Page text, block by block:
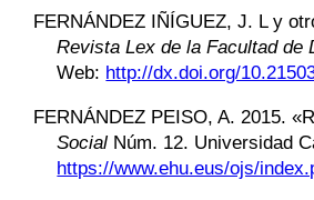
FERNÁNDEZ IÑÍGUEZ, J. L y
Revista Lex de la Facultad de
Web: http://dx.doi.org/
FERNÁNDEZ PEISO, A. 2015.
Social Núm. 12. Universidad
https://www.ehu.eus/ojs/